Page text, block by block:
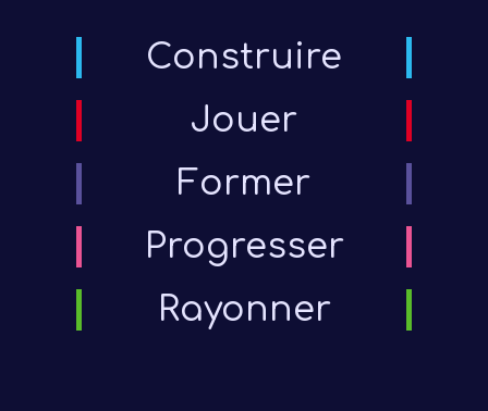
Construire
Jouer
Former
Progresser
Rayonner